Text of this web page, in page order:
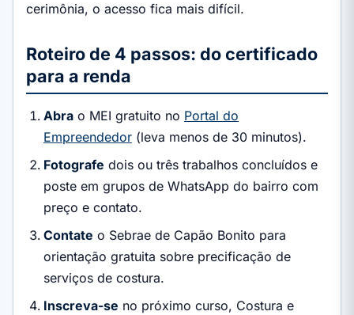
cerimônia, o acesso fica mais difícil.
Roteiro de 4 passos: do certificado
para a renda
Abra o MEI gratuito no Portal do
Empreendedor (leva menos de 30 minutos).
Fotografe dois ou três trabalhos concluídos e
poste em grupos de WhatsApp do bairro com
preço e contato.
Contate o Sebrae de Capão Bonito para
orientação gratuita sobre precificação de
serviços de costura.
Inscreva-se no próximo curso, Costura e